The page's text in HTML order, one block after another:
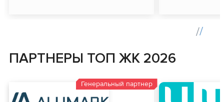
ПАРТНЕРЫ ТОП ЖК 2026
Генеральный партнер